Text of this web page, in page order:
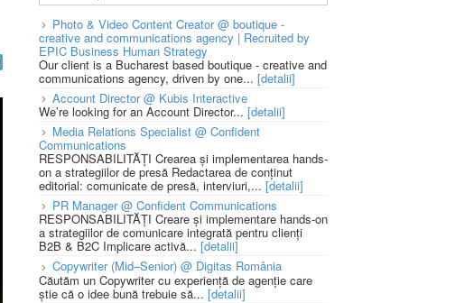
Photo & Video Content Creator @ boutique -
creative and communications agency | Recruited by
EPIC Business Human Strategy
Our client is a Bucharest based boutique - creative and
communications agency, driven by one... [detalii]
Account Director @ Kubis Interactive
We’re looking for an Account Director... [detalii]
Media Relations Specialist @ Confident
Communications
RESPONSABILITĂȚI Crearea și implementarea hands-
on a strategiilor de presă Redactarea de conținut
editorial: comunicate de presă, interviuri,... [detalii]
PR Manager @ Confident Communications
RESPONSABILITĂȚI Creare și implementare hands-on
a strategiilor de comunicare integrată pentru clienți
B2B & B2C Implicare activă... [detalii]
Copywriter (Mid–Senior) @ Digitas România
Căutăm un Copywriter cu experiență de agenție care
știe că o idee bună trebuie să... [detalii]